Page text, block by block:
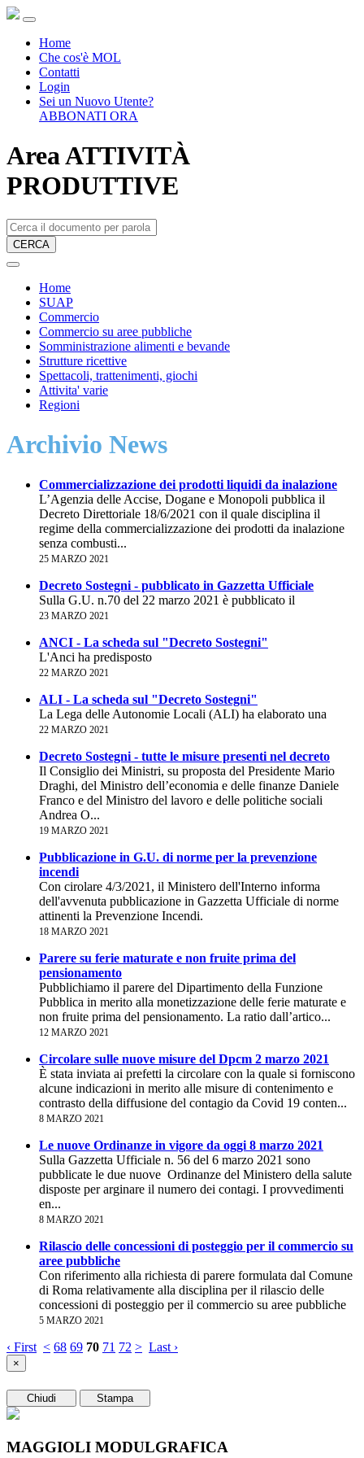
Home
Che cos'è MOL
Contatti
Login
Sei un Nuovo Utente?
ABBONATI ORA
Area ATTIVITÀ
PRODUTTIVE
CERCA
Home
SUAP
Commercio
Commercio su aree pubbliche
Somministrazione alimenti e bevande
Strutture ricettive
Spettacoli, trattenimenti, giochi
Attivita' varie
Regioni
Archivio News
Commercializzazione dei prodotti liquidi da inalazione
L’Agenzia delle Accise, Dogane e Monopoli pubblica il
Decreto Direttoriale 18/6/2021 con il quale disciplina il
regime della commercializzazione dei prodotti da inalazione
senza combusti...
25 MARZO 2021
Decreto Sostegni - pubblicato in Gazzetta Ufficiale
Sulla G.U. n.70 del 22 marzo 2021 è pubblicato il
23 MARZO 2021
ANCI - La scheda sul "Decreto Sostegni"
L'Anci ha predisposto
22 MARZO 2021
ALI - La scheda sul "Decreto Sostegni"
La Lega delle Autonomie Locali (ALI) ha elaborato una
22 MARZO 2021
Decreto Sostegni - tutte le misure presenti nel decreto
Il Consiglio dei Ministri, su proposta del Presidente Mario
Draghi, del Ministro dell’economia e delle finanze Daniele
Franco e del Ministro del lavoro e delle politiche sociali
Andrea O...
19 MARZO 2021
Pubblicazione in G.U. di norme per la prevenzione
incendi
Con cirolare 4/3/2021, il Ministero dell'Interno informa
dell'avvenuta pubblicazione in Gazzetta Ufficiale di norme
attinenti la Prevenzione Incendi.
18 MARZO 2021
Parere su ferie maturate e non fruite prima del
pensionamento
Pubblichiamo il parere del Dipartimento della Funzione
Pubblica in merito alla monetizzazione delle ferie maturate e
non fruite prima del pensionamento. La ratio dall’artico...
12 MARZO 2021
Circolare sulle nuove misure del Dpcm 2 marzo 2021
È stata inviata ai prefetti la circolare con la quale si forniscono
alcune indicazioni in merito alle misure di contenimento e
contrasto della diffusione del contagio da Covid 19 conten...
8 MARZO 2021
Le nuove Ordinanze in vigore da oggi 8 marzo 2021
Sulla Gazzetta Ufficiale n. 56 del 6 marzo 2021 sono
pubblicate le due nuove Ordinanze del Ministero della salute
disposte per arginare il numero dei contagi. I provvedimenti
en...
8 MARZO 2021
Rilascio delle concessioni di posteggio per il commercio su
aree pubbliche
Con riferimento alla richiesta di parere formulata dal Comune
di Roma relativamente alla disciplina per il rilascio delle
concessioni di posteggio per il commercio su aree pubbliche
5 MARZO 2021
‹ First < 68 69 70 71 72 > Last ›
×
Chiudi Stampa
MAGGIOLI MODULGRAFICA